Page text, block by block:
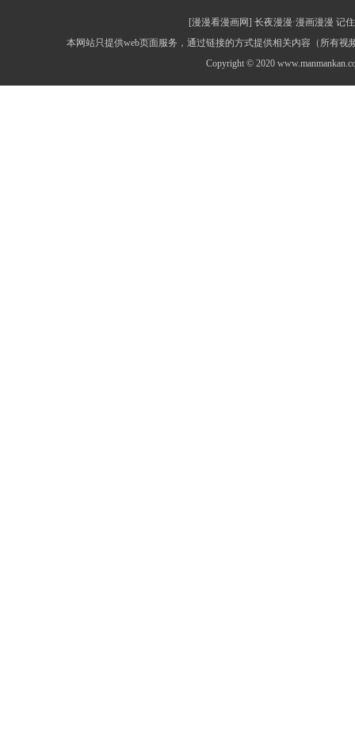
[漫漫看漫画网] 长夜漫漫·漫画漫漫 记
本网站只提供web页面服务，通过链接的方式提供相关内容（所有
Copyright © 2020